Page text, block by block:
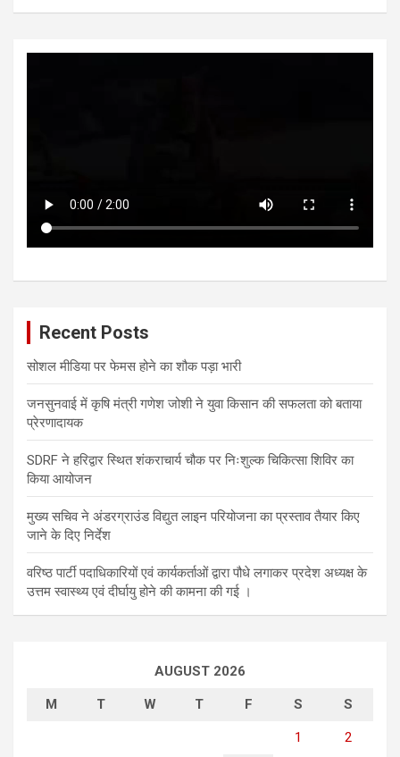
Recent Posts
सोशल मीडिया पर फेमस होने का शौक पड़ा भारी
जनसुनवाई में कृषि मंत्री गणेश जोशी ने युवा किसान की सफलता को बताया
प्रेरणादायक
SDRF ने हरिद्वार स्थित शंकराचार्य चौक पर निःशुल्क चिकित्सा शिविर का
किया आयोजन
मुख्य सचिव ने अंडरग्राउंड विद्युत लाइन परियोजना का प्रस्ताव तैयार किए
जाने के दिए निर्देश
वरिष्ठ पार्टी पदाधिकारियों एवं कार्यकर्ताओं द्वारा पौधे लगाकर प्रदेश अध्यक्ष के
उत्तम स्वास्थ्य एवं दीर्घायु होने की कामना की गई ।
AUGUST 2026
M T W T F S S
1 2